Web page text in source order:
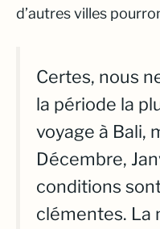
d’autres villes
Certes, nous
la période la
voyage à Bali,
Décembre,
conditions
clémentes. La